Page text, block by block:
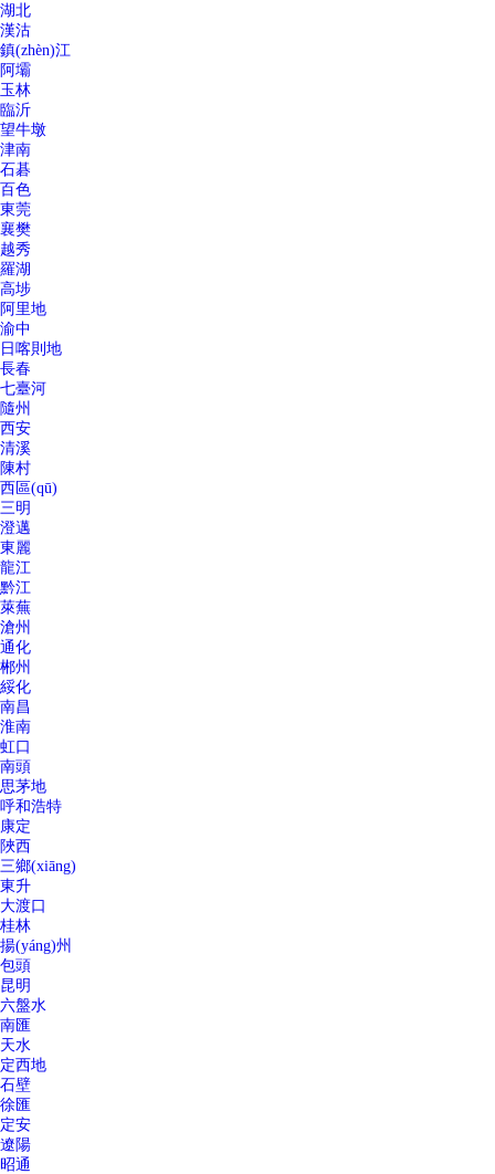
湖北
漢沽
鎮(zhèn)江
阿壩
玉林
臨沂
望牛墩
津南
石碁
百色
東莞
襄樊
越秀
羅湖
高埗
阿里地
渝中
日喀則地
長春
七臺河
隨州
西安
清溪
陳村
西區(qū)
三明
澄邁
東麗
龍江
黔江
萊蕪
滄州
通化
郴州
綏化
南昌
淮南
虹口
南頭
思茅地
呼和浩特
康定
陜西
三鄉(xiāng)
東升
大渡口
桂林
揚(yáng)州
包頭
昆明
六盤水
南匯
天水
定西地
石壁
徐匯
定安
遼陽
昭通